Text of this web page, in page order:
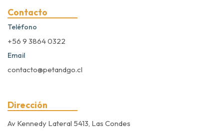
Contacto
Teléfono
+56 9 3864 0322
Email
contacto@petandgo.cl
Dirección
Av Kennedy Lateral 5413, Las Condes